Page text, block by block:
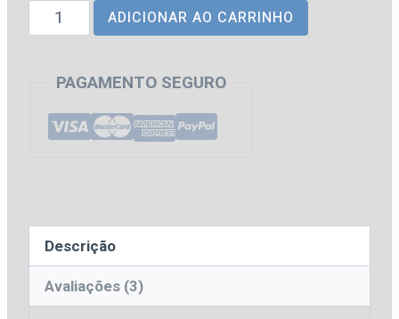
era:
é:
CEF
|
Bancário
Novo
para
Federal
[2025]
Estrategia
quantidade
ADICIONAR AO CARRINHO
PAGAMENTO SEGURO
Descrição
Avaliações (3)